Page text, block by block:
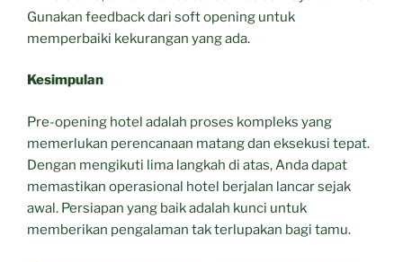
Gunakan feedback dari soft opening untuk
memperbaiki kekurangan yang ada.
Kesimpulan
Pre-opening hotel adalah proses kompleks yang
memerlukan perencanaan matang dan eksekusi tepat.
Dengan mengikuti lima langkah di atas, Anda dapat
memastikan operasional hotel berjalan lancar sejak
awal. Persiapan yang baik adalah kunci untuk
memberikan pengalaman tak terlupakan bagi tamu.